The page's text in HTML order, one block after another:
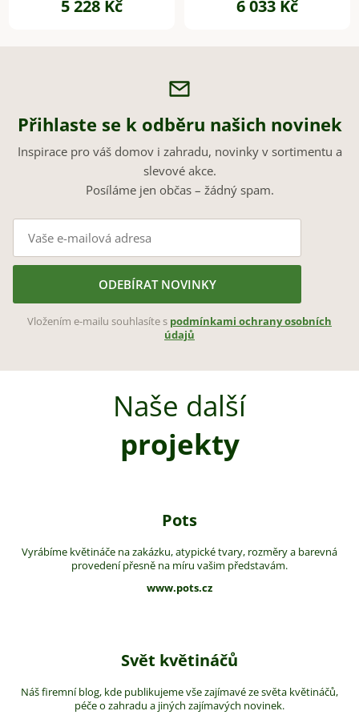
5 228 Kč lesk
6 033 Kč
Přihlaste se k odběru našich novinek
Inspirace pro váš domov i zahradu, novinky v sortimentu a
slevové akce.
Posíláme jen občas – žádný spam.
ODEBÍRAT NOVINKY
Vložením e-mailu souhlasíte s podmínkami ochrany osobních
údajů
Naše další
projekty
Pots
Vyrábíme květináče na zakázku, atypické tvary, rozměry a barevná
provedení přesně na míru vašim představám.
www.pots.cz
Svět květináčů
Náš firemní blog, kde publikujeme vše zajímavé ze světa květináčů,
péče o zahradu a jiných zajímavých novinek.